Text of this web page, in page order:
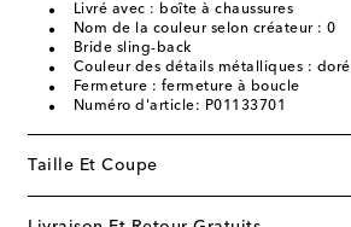
Livré avec : boîte à chaussures
Nom de la couleur selon créateur : 0
Bride sling-back
Couleur des détails métalliques : doré
Fermeture : fermeture à boucle
Numéro d'article: P01133701
Taille Et Coupe